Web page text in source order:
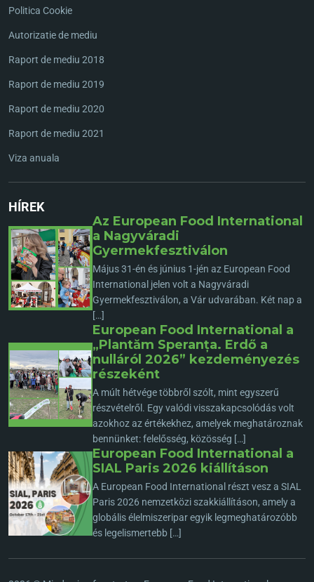
Politica Cookie
Autorizatie de mediu
Raport de mediu 2018
Raport de mediu 2019
Raport de mediu 2020
Raport de mediu 2021
Viza anuala
HÍREK
Az European Food International
a Nagyváradi
Gyermekfesztiválon
Május 31-én és június 1-jén az European Food
International jelen volt a Nagyváradi
Gyermekfesztiválon, a Vár udvarában. Két nap a
[…]
European Food International a
„Plantăm Speranța. Erdő a
nulláról 2026” kezdeményezés
részeként
A múlt hétvége többről szólt, mint egyszerű
részvételről. Egy valódi visszakapcsolódás volt
azokhoz az értékekhez, amelyek meghatároznak
bennünket: felelősség, közösség […]
European Food International a
SIAL Paris 2026 kiállításon
A European Food International részt vesz a SIAL
Paris 2026 nemzetközi szakkiállításon, amely a
globális élelmiszeripar egyik legmeghatározóbb
és legelismertebb […]